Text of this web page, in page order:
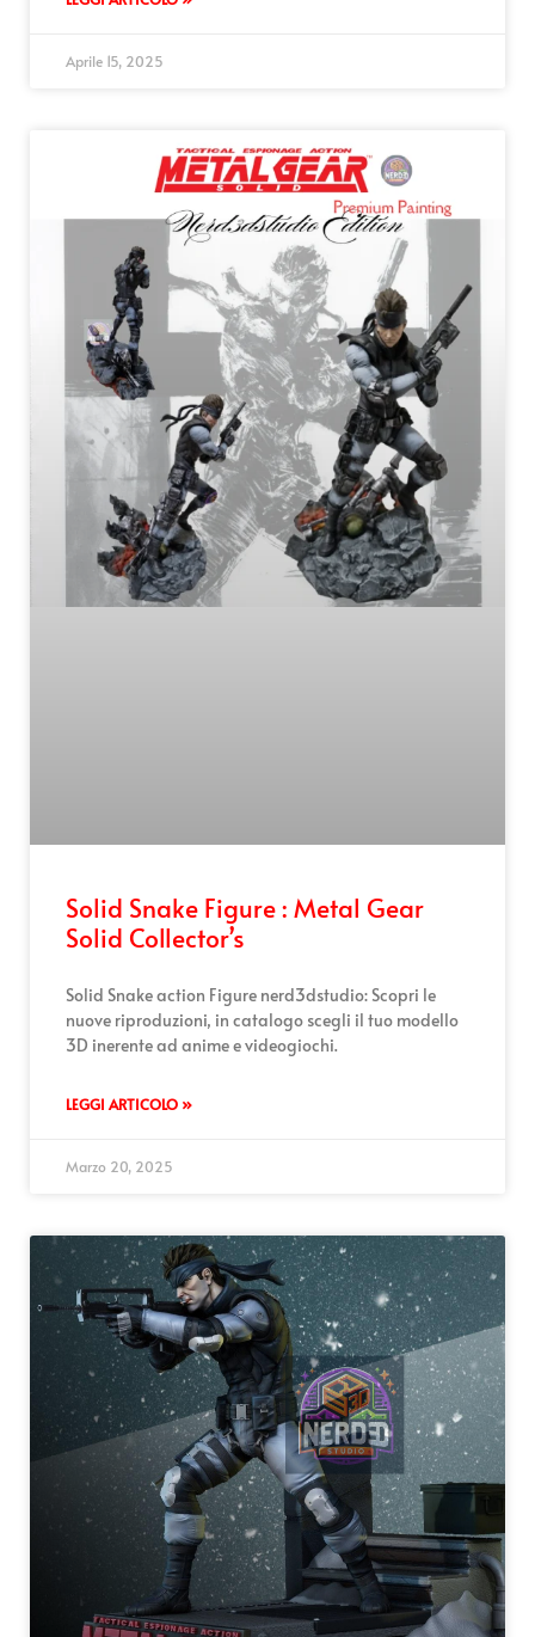
Aprile 15, 2025
Solid Snake Figure : Metal Gear
Solid Collector’s
Solid Snake action Figure nerd3dstudio: Scopri le
nuove riproduzioni, in catalogo scegli il tuo modello
3D inerente ad anime e videogiochi.
LEGGI ARTICOLO »
Marzo 20, 2025